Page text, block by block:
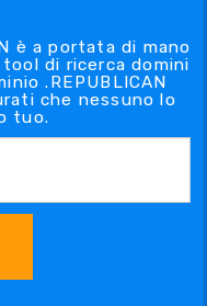
è a portata di mano
di ricerca domini
.REPUBLICAN
che nessuno lo
tuo.